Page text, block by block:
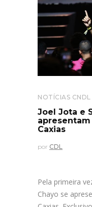
NOTÍCIAS CNDL
Joel Jota e
apresentam
Caxias
por CDL
Pela primeira
Chayo se